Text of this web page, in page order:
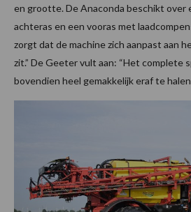
en grootte. De Anaconda beschikt over
achteras en een vooras met
zorgt dat de machine zich aanpast aan
zit.” De Geeter vult aan: “Het complete
bovendien heel gemakkelijk eraf te